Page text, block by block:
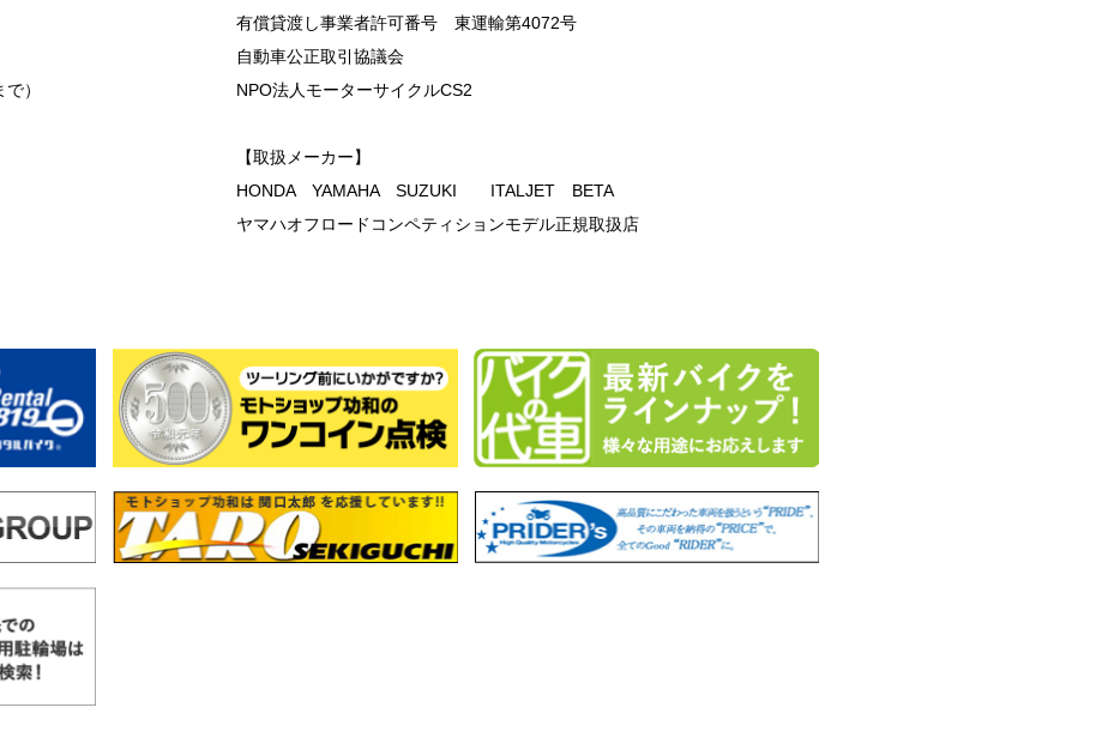
）
有償貸渡し事業者許可番号 東運輸第4072号
自動車公正取引協議会
NPO法人モーターサイクルCS2
【取扱メーカー】
HONDA YAMAHA SUZUKI ITALJET BETA
ヤマハオフロードコンペティションモデル正規取扱店